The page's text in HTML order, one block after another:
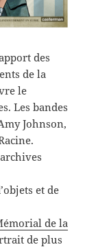
des
de la
le
Les bandes
Johnson,
et de
de la
de plus